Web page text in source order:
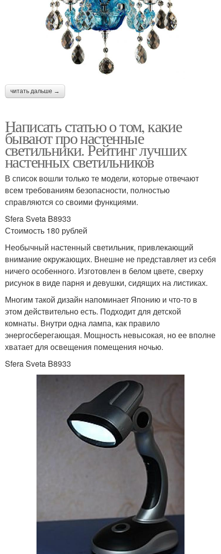
читать дальше →
Написать статью о том, какие
бывают про настенные
светильники. Рейтинг лучших
настенных светильников
В список вошли только те модели, которые отвечают
всем требованиям безопасности, полностью
справляются со своими функциями.
Sfera Sveta B8933
Стоимость 180 рублей
Необычный настенный светильник, привлекающий
внимание окружающих. Внешне не представляет из себя
ничего особенного. Изготовлен в белом цвете, сверху
рисунок в виде парня и девушки, сидящих на листиках.
Многим такой дизайн напоминает Японию и что-то в
этом действительно есть. Подходит для детской
комнаты. Внутри одна лампа, как правило
энергосберегающая. Мощность невысокая, но ее вполне
хватает для освещения помещения ночью.
Sfera Sveta B8933